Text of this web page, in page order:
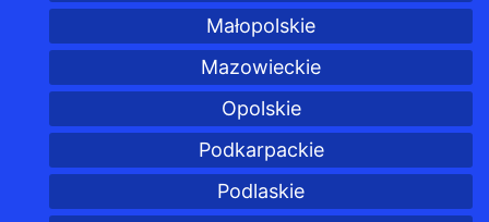
Małopolskie
Mazowieckie
Opolskie
Podkarpackie
Podlaskie